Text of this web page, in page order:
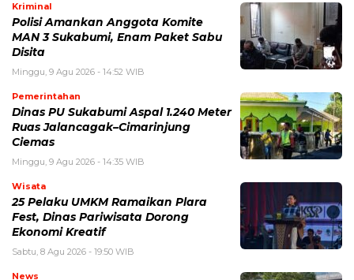
Kriminal
Polisi Amankan Anggota Komite
MAN 3 Sukabumi, Enam Paket Sabu
Disita
Minggu, 9 Agu 2026 - 14:52 WIB
Pemerintahan
Dinas PU Sukabumi Aspal 1.240 Meter
Ruas Jalancagak–Cimarinjung
Ciemas
Minggu, 9 Agu 2026 - 14:35 WIB
Wisata
25 Pelaku UMKM Ramaikan Plara
Fest, Dinas Pariwisata Dorong
Ekonomi Kreatif
Sabtu, 8 Agu 2026 - 19:50 WIB
News